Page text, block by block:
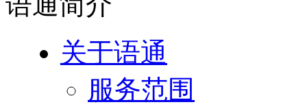
关于语通
服务范围